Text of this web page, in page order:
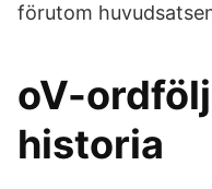
förutom
oV-
historia